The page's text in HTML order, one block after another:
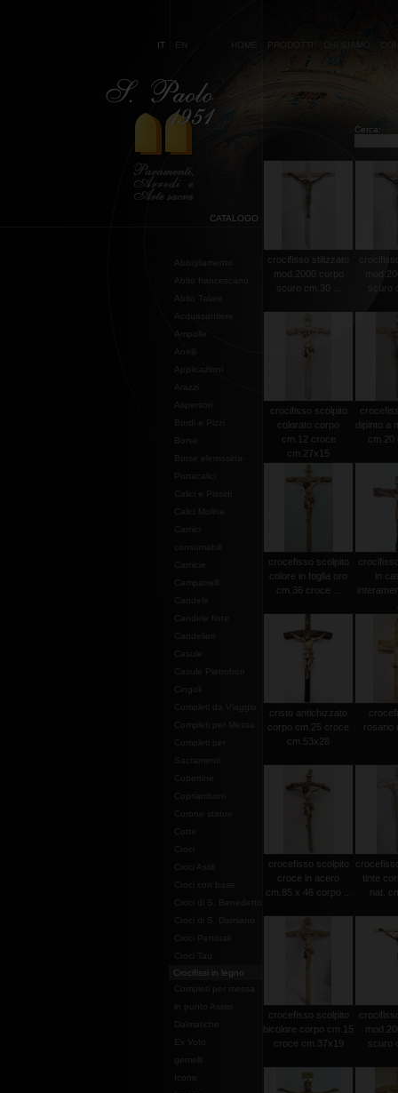
IT EN HOME PRODOTTI CHI SIAMO
Cerca:
CATALOGO
Abbigliamento
Abito francescano
Abito Talare
Acquasantiere
Ampolle
Anelli
Applicazioni
Arazzi
Aspersori
Bordi e Pizzi
Borse
Borse elemosina-
Portacalici
Calici e Pissidi
Calici Molina
Campanelli
Candele
Candele finte
Candelieri
Casule
Casule Pietrobon
Cingoli
Completi da Viaggio
Completi per Messa
Completi per
Sacramenti
Copertine
Copriamboni
Corone statue
Cotte
Croci
Croci Astili
Croci con base
Croci di S. Benedetto
Croci di S. Damiano
Croci Pettorali
Croci Tau
Crocifissi in legno
Completi per messa
in punto Assisi
Dalmatiche
Ex Voto
gemelli
crocifisso stilizzato
mod.2000 corpo
scuro cm.30 ...
scuro
crocifisso scolpito
colorato corpo
cm.12 croce
cm.27x15
dipinto a
cm.20
crocefisso scolpito
colore in foglia oro
cm.36 croce ...
in
cristo antichizzato
corpo cm.25 croce
cm.53x28
rosario
crocefisso scolpito
croce in acero
cm.85 x 46 corpo ...
tinte
nat.
crocefisso scolpito
bicolore corpo cm.15
croce cm.37x19
scuro